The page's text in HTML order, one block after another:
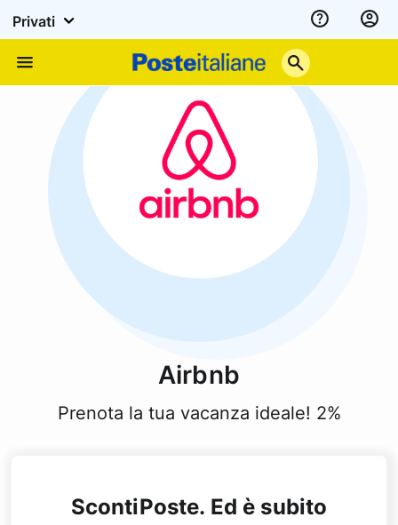
Privati
Assistenza
Italiane
Airbnb
Prenota la tua vacanza ideale! 2%
ScontiPoste. Ed è subito